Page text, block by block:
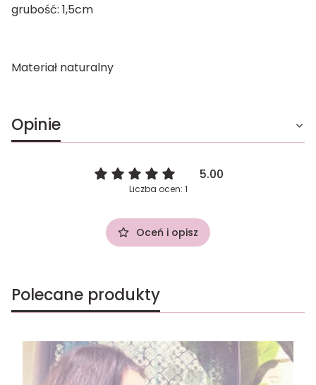
grubość: 1,5cm
Materiał naturalny
Opinie
5.00
Liczba ocen: 1
Oceń i opisz
Polecane produkty